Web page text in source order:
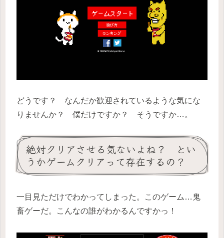
どうです？ なんだか歓迎されているような気にな
りませんか？ 僕だけですか？ そうですか…。
絶対クリアさせる気ないよね？ とい
うかゲームクリアって存在するの？
一目見ただけでわかってしまった。このゲーム…鬼
畜ゲーだ。こんなの誰がわかるんですかっ！